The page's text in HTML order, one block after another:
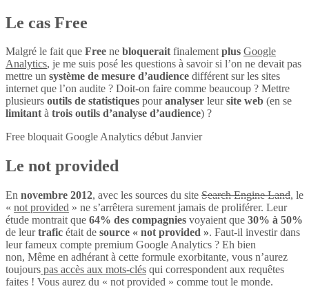
Le cas Free
Malgré le fait que Free ne bloqueraitfinalementplus Google
Analytics, je me suis posé les questions à savoir si l’on ne devait pas
mettre un système de mesure d’audience différent sur les sites
internet que l’on audite ? Doit-on faire comme beaucoup ? Mettre
plusieurs outils de statistiques pouranalyser leursite web (en se
limitantà trois outils d’analyse d’audience) ?
Free bloquait Google Analytics début Janvier
Le not provided
En novembre 2012, avec les sources du site Search Engine Land, le
« not provided » ne s’arrêtera surement jamais de proliférer. Leur
étude montrait que 64% des compagnies voyaient que 30% à 50%
de leurtrafic était de source « not provided ». Faut-il investir dans
leur fameux compte premium Google Analytics ? Eh bien
non, Même en adhérant à cette formule exorbitante, vous n’aurez
toujours pas accès aux mots-clés qui correspondent aux requêtes
faites ! Vous aurez du « not provided » comme tout le monde.